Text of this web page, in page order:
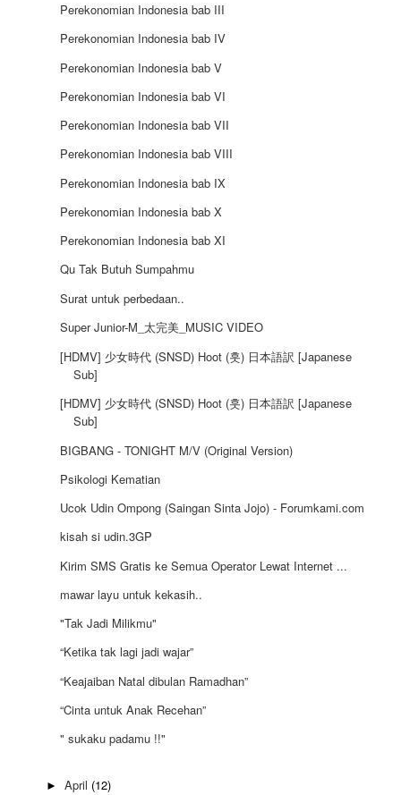
Perekonomian Indonesia bab III
Perekonomian Indonesia bab IV
Perekonomian Indonesia bab V
Perekonomian Indonesia bab VI
Perekonomian Indonesia bab VII
Perekonomian Indonesia bab VIII
Perekonomian Indonesia bab IX
Perekonomian Indonesia bab X
Perekonomian Indonesia bab XI
Qu Tak Butuh Sumpahmu
Surat untuk perbedaan..
Super Junior-M_太完美_MUSIC VIDEO
[HD‪MV] 少女時代 (SNSD) Hoot (훗) 日本語訳 [Japanese
Sub]‬
[HD‪MV] 少女時代 (SNSD) Hoot (훗) 日本語訳 [Japanese
Sub]‬
BIGBANG - TONIGHT M/V (Original Version)
Psikologi Kematian
Ucok Udin Ompong (Saingan Sinta Jojo) - Forumkami.com
kisah si udin.3GP
Kirim SMS Gratis ke Semua Operator Lewat Internet ...
mawar layu untuk kekasih..
"Tak Jadi Milikmu"
“Ketika tak lagi jadi wajar”
“Keajaiban Natal dibulan Ramadhan”
“Cinta untuk Anak Recehan”
" sukaku padamu !!"
► April (12)